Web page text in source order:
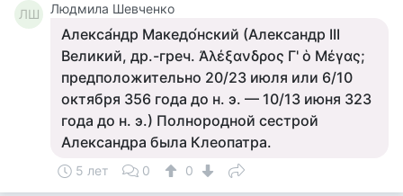
ЛШ Людмила Шевченко
Алекса́ндр Македо́нский (Александр III
Великий, др.-греч. Ἀλέξανδρος Γ' ὁ Μέγας;
предположительно 20/23 июля или 6/10
октября 356 года до н. э. — 10/13 июня 323
года до н. э.) Полнородной сестрой
Александра была Клеопатра.
5 лет 0 0